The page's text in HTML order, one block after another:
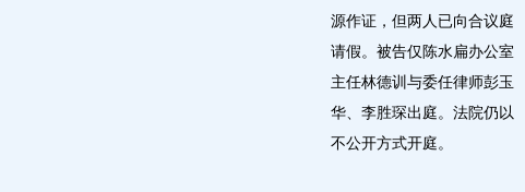
源作证，但两人已向合议庭
请假。被告仅陈水扁办公室
主任林德训与委任律师彭玉
华、李胜琛出庭。法院仍以
不公开方式开庭。